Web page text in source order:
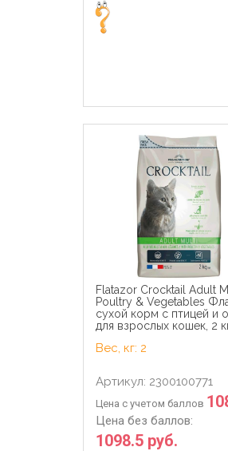
Flatazor Crocktail Adult
Poultry & Vegetables
сухой корм с птицей и
для взрослых кошек, 2
Вес, кг: 2
Артикул: 2300100771
Цена с учетом баллов
Цена без баллов:
1098.5 руб.